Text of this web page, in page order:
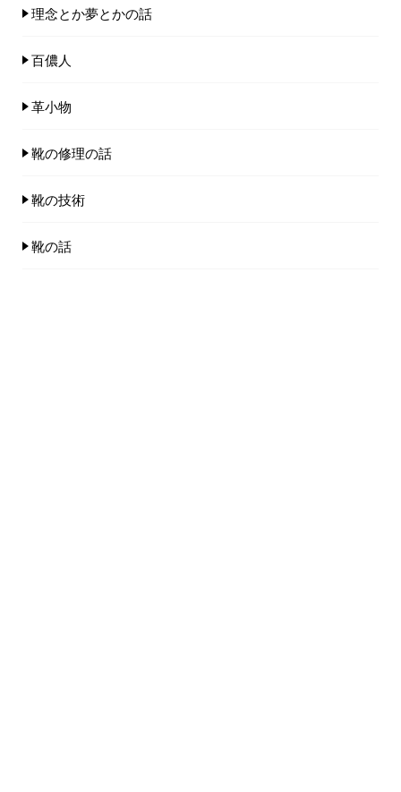
理念とか夢とかの話
百儂人
革小物
靴の修理の話
靴の技術
靴の話